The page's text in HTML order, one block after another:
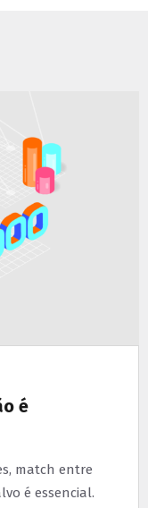
é
match entre
é essencial.